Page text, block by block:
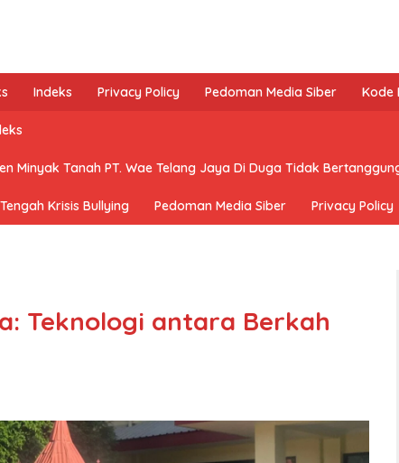
Indeks Privacy Policy Pedoman Media Siber Kode
Minyak Tanah PT. Wae Telang Jaya Di Duga Tidak
Krisis Bullying Pedoman Media Siber Privacy Policy
Teknologi antara Berkah